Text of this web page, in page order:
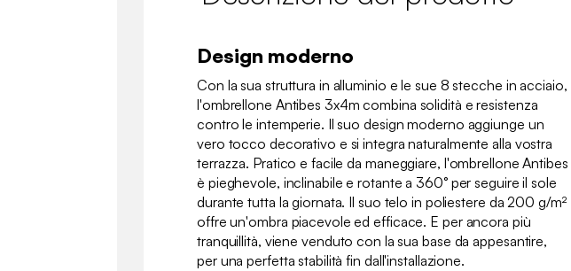
Design moderno
Con la sua struttura in alluminio e le sue 8 stecche in acciaio,
l'ombrellone Antibes 3x4m combina solidità e resistenza
contro le intemperie. Il suo design moderno aggiunge un
vero tocco decorativo e si integra naturalmente alla vostra
terrazza. Pratico e facile da maneggiare, l'ombrellone Antibes
è pieghevole, inclinabile e rotante a 360° per seguire il sole
durante tutta la giornata. Il suo telo in poliestere da 200 g/m²
offre un'ombra piacevole ed efficace. E per ancora più
tranquillità, viene venduto con la sua base da appesantire,
per una perfetta stabilità fin dall'installazione.